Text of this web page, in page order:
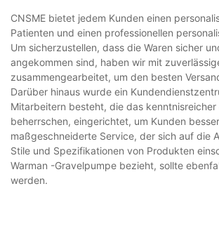
CNSME bietet jedem Kunden einen
Patienten und einen professionellen
Um sicherzustellen, dass die Waren sicher
angekommen sind, haben wir mit
zusammengearbeitet, um den besten
Darüber hinaus wurde ein
Mitarbeitern besteht, die das kenntnisreicher
beherrschen, eingerichtet, um Kunden
maßgeschneiderte Service, der sich auf die
Stile und Spezifikationen von Produkten
Warman -Gravelpumpe bezieht, sollte
werden.